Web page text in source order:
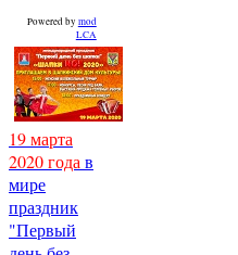
Powered by mod
LCA
19 марта
2020 года в
мире
праздник
"Первый